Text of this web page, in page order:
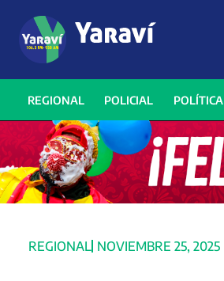
REGIONAL POLICIAL POLÍTICA
REGIONAL NOVIEMBRE 25, 2025